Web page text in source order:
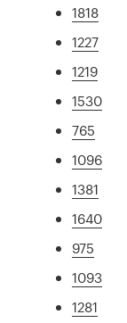
1818
1227
1219
1530
765
1096
1381
1640
975
1093
1281